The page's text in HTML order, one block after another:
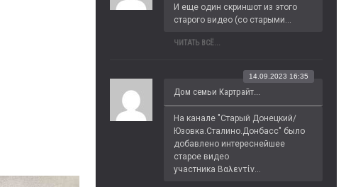
И еще один скриншот из этого
старого видео (со старыми...
ЧИТАТЬ ВСЁ...
Дом семьи Картрайт...
14.09.2023 16:35
На канале "Старый Донецкий/
Юзовка.Сталино.Донбасс" было
добавлено интереснейшее
старое видео
участника Βαλεντίν...